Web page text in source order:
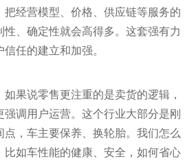
把经营模型、价格、供应链等服务的
性 、确定性就会高得多。这套强有力
任的建立和加强。
果说零售更注重的是卖货的逻辑，
调用户运营。这个行业大部分是刚
点，车主要保养、换轮胎。我们怎么
比如车性能的健康、安全，如何省心